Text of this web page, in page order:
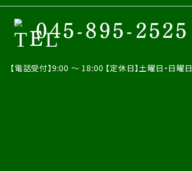
045-895-2525
【電話受付】9:00 ～ 18:00 【定休日】土曜日・日曜日